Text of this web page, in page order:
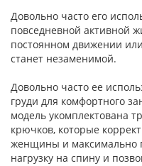
Довольно часто его
повседневной активной
постоянном движении
станет незаменимой.
Довольно часто ее
груди для комфортного
модель укомплектована
крючков, которые
женщины и максимально
нагрузку на спину и